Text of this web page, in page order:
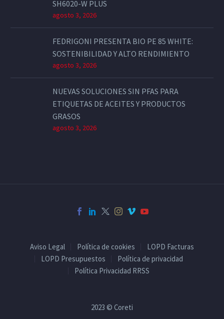
SH6020-W PLUS
agosto 3, 2026
FEDRIGONI PRESENTA BIO PE 85 WHITE:
SOSTENIBILIDAD Y ALTO RENDIMIENTO
agosto 3, 2026
NUEVAS SOLUCIONES SIN PFAS PARA
ETIQUETAS DE ACEITES Y PRODUCTOS
GRASOS
agosto 3, 2026
Aviso Legal Política de cookies
LOPD Facturas
LOPD Presupuestos
Política de privacidad
Política Privacidad RRSS
2023 © Coreti